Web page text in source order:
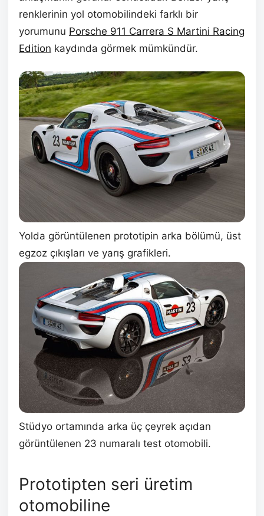
renklerinin yol otomobilindeki farklı bir
yorumunu Porsche 911 Carrera S Martini Racing
Edition kaydında görmek mümkündür.
Yolda görüntülenen prototipin arka bölümü, üst
egzoz çıkışları ve yarış grafikleri.
Stüdyo ortamında arka üç çeyrek açıdan
görüntülenen 23 numaralı test otomobili.
Prototipten seri üretim
otomobiline